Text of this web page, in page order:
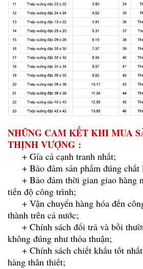
NHỮNG CAM KẾT KHI MUA
THỊNH VƯỢNG :
+ Gía cả cạnh tranh nhất;
+ Bảo đảm sản phẩm đúng chất
+ Bảo đảm thời gian giao hàng
tiến độ công trình;
+ Vận chuyển hàng hóa đến
thành trên cả nước;
+ Chính sách đổi trả và bồi
không đúng như thỏa thuận;
+ Chính sách chiết khấu tốt
hàng thân thiết;